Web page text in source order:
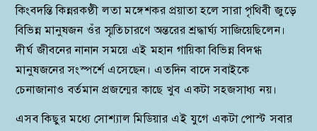
কিংবদন্তি কিন্নরকণ্ঠী লতা মঙ্গেশকর প্রয়াতা হলে সারা পৃথিবী জুড়ে
বিভিন্ন মানুষজন ওঁর স্মৃতিচারণে অন্তরের শ্রদ্ধার্ঘ্য সাজিয়েছিলেন।
দীর্ঘ জীবনের নানান সময়ে এই মহান গায়িকা বিভিন্ন বিদগ্ধ
মানুষজনের সংস্পর্শে এসেছেন। এতদিন বাদে সবাইকে
চেনাজানাও বর্তমান প্রজন্মের কাছে খুব একটা সহজসাধ্য নয়।
এসব কিছুর মধ্যে সোশ্যাল মিডিয়ার এই যুগে একটা পোস্ট সবার